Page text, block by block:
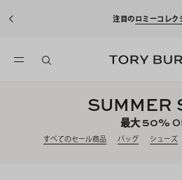
注目のロミーコレク
SUMMER
最大50%
すべてのセール商品 バッグ シューズ